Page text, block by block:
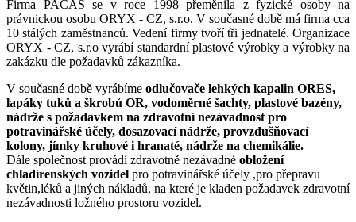
Firma PACAS se v roce 1998 přeměnila z fyzické osoby na
právnickou osobu ORYX - CZ, s.r.o. V současné době má firma cca
10 stálých zaměstnanců. Vedení firmy tvoří tři jednatelé. Organizace
ORYX - CZ, s.r.o vyrábí standardní plastové výrobky a výrobky na
zakázku dle požadavků zákazníka.
V současné době vyrábíme odlučovače lehkých kapalin ORES,
lapáky tuků a škrobů OR, vodoměrné šachty, plastové bazény,
nádrže s požadavkem na zdravotní nezávadnost pro
potravinářské účely, dosazovací nádrže, provzdušňovací
kolony, jímky kruhové i hranaté, nádrže na chemikálie.
Dále společnost provádí zdravotně nezávadné obložení
chladírenských vozidel pro potravinářské účely ,pro přepravu
květin,léků a jiných nákladů, na které je kladen požadavek zdravotní
nezávadnosti ložného prostoru vozidel.